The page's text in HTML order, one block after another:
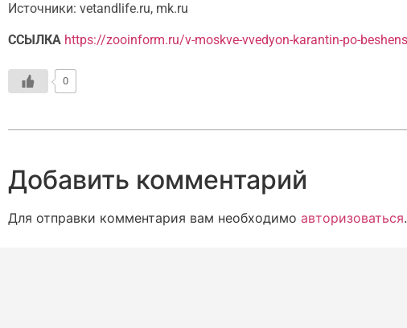
Источники: vetandlife.ru, mk.ru
ССЫЛКА https://zooinform.ru/v-moskve-vvedyon-karantin-po-
0
Добавить комментарий
Для отправки комментария вам необходимо авторизоваться.